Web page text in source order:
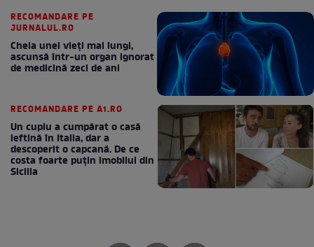
RECOMANDARE PE
JURNALUL.RO
Cheia unei vieți mai lungi,
ascunsă într-un organ ignorat
de medicină zeci de ani
RECOMANDARE PE A1.RO
Un cuplu a cumpărat o casă
ieftină în Italia, dar a
descoperit o capcană. De ce
costa foarte puțin imobilul din
Sicilia